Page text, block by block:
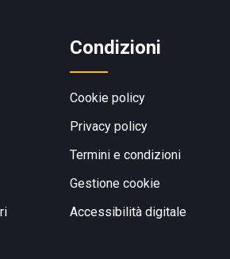
Condizioni
Cookie policy
Privacy policy
Termini e condizioni
Gestione cookie
Accessibilità digitale